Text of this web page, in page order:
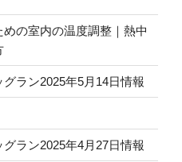
の室内の温度調整｜熱中
ラン2025年5月14日情報
ラン2025年4月27日情報